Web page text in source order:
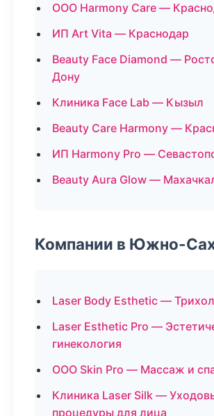
ООО Harmony Care —
ИП Art Vita — Краснодар
Beauty Face Diamond —
Дону
Клиника Face Lab — Кызыл
Beauty Care Harmony —
ИП Harmony Pro —
Beauty Aura Glow —
Компании в Южно-
Laser Body Esthetic —
Laser Esthetic Pro —
гинекология
ООО Skin Pro — Массаж и
Клиника Laser Silk —
процедуры для лица